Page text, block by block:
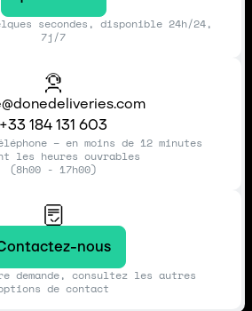
secondes, disponible 24h/24,
7j/7
+33 184 131 603
– en moins de 12 minutes
les heures ouvrables
(8h00 - 17h00)
nous
demande, consultez les autres
de contact